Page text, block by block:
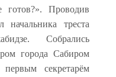
готов?». Проводив
треста
Собрались
города Сабиром
секретарём